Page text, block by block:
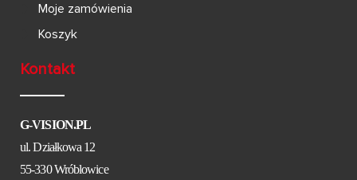
Moje zamówienia
Koszyk
Kontakt
G-VISION.PL
ul. Działkowa 12
55-330 Wróblowice